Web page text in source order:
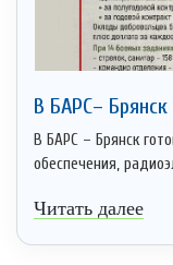
В БАРС–
В БАРС – Брянск
обеспечения,
Читать далее